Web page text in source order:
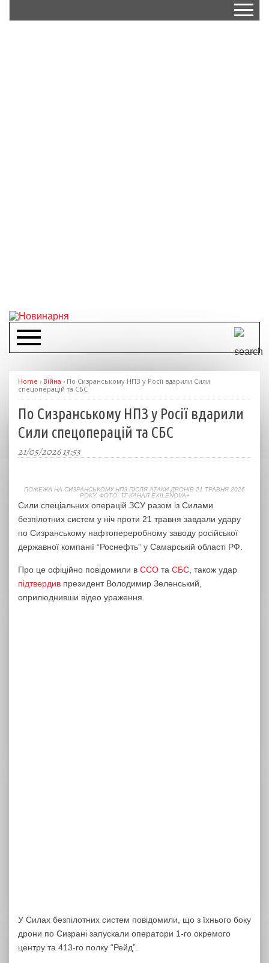
Home › Війна › По Сизранському НПЗ у Росії вдарили Сили
спецоперацій та СБС
По Сизранському НПЗ у Росії вдарили
Сили спецоперацій та СБС
21/05/2026 13:53
ПОЖЕЖА НА СИЗРАНСЬКОМУ НПЗ ПІСЛЯ АТАКИ ДРОНІВ 21 ТРАВНЯ 2026
РОКУ. ФОТО: ТГ-КАНАЛ EXILENOVA+
Сили спеціальних операцій ЗСУ разом із Силами
безпілотних систем у ніч проти 21 травня завдали удару
по Сизранському нафтопереробному заводу російської
державної компанії “Роснефть” у Самарській області РФ.
Про це офіційно повідомили в ССО та СБС , також удар
підтвердив президент Володимир Зеленський,
оприлюднивши відео ураження.
У Силах безпілотних систем повідомили, що з їхнього боку
дрони по Сизрані запускали оператори 1-го окремого
центру та 413-го полку “Рейд”.